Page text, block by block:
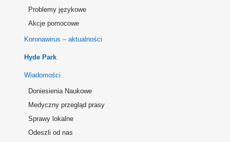
Problemy językowe
Akcje pomocowe
Koronawirus – aktualności
Hyde Park
Wiadomości
Doniesienia Naukowe
Medyczny przegląd prasy
Sprawy lokalne
Odeszli od nas